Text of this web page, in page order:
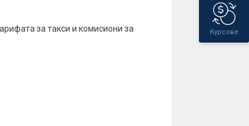
Курсове
за такси и комисиони за